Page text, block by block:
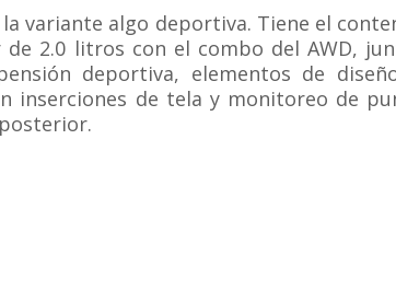
la variante algo deportiva. Tiene el
2.0 litros con el combo del AWD,
deportiva, elementos de
inserciones de tela y monitoreo de